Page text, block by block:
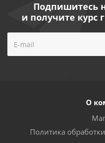
Подпишитесь
и получите курс
О
Политика